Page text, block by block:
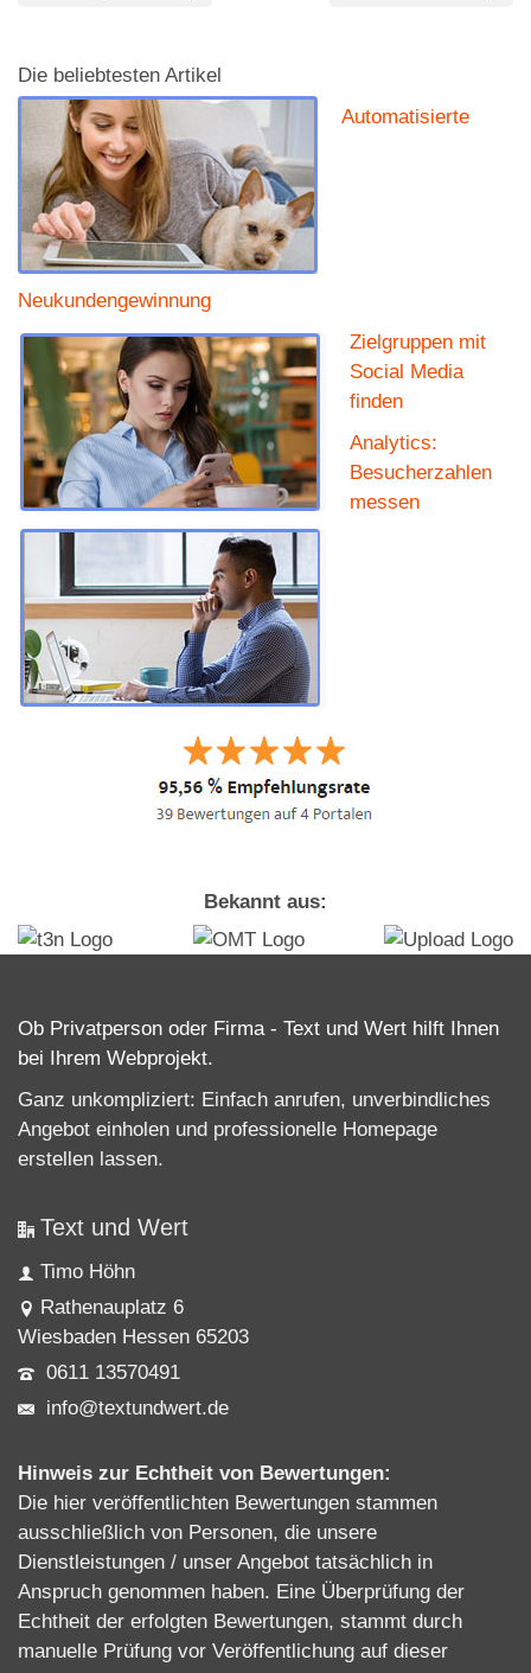
Die beliebtesten Artikel
Automatisierte
Neukundengewinnung
Zielgruppen mit
Social Media
finden
Analytics:
Besucherzahlen
messen
Bekannt aus:
Ob Privatperson oder Firma - Text und Wert hilft Ihnen
bei Ihrem Webprojekt.
Ganz unkompliziert: Einfach anrufen, unverbindliches
Angebot einholen und professionelle Homepage
erstellen lassen.
Text und Wert
Timo Höhn
Rathenauplatz 6
Wiesbaden Hessen 65203
0611 13570491
info@textundwert.de
Hinweis zur Echtheit von Bewertungen:
Die hier veröffentlichten Bewertungen stammen
ausschließlich von Personen, die unsere
Dienstleistungen / unser Angebot tatsächlich in
Anspruch genommen haben. Eine Überprüfung der
Echtheit der erfolgten Bewertungen, stammt durch
manuelle Prüfung vor Veröffentlichung auf dieser